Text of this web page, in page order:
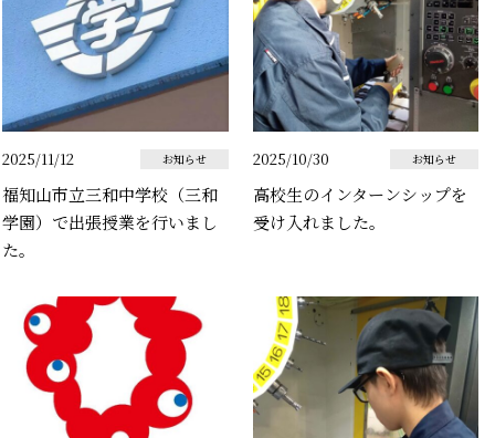
2025/11/12 お知らせ
福知山市立三和中学校（三和
学園）で出張授業を行いまし
た。
2025/10/30 お知らせ
高校生のインターンシップを
受け入れました。